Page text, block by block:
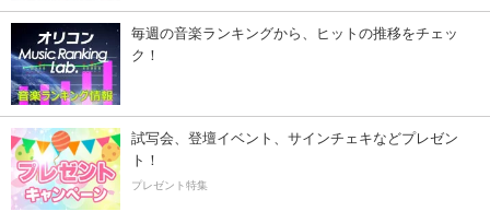
毎週の音楽ランキングから、ヒットの推移をチェッ
ク！
試写会、登壇イベント、サインチェキなどプレゼン
ト！
プレゼント特集